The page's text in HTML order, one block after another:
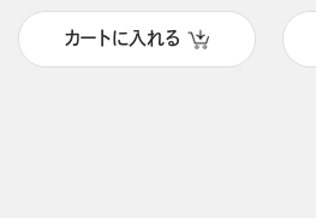
カートに入れる